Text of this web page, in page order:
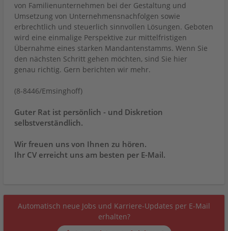
von Familienunternehmen bei der Gestaltung und
Umsetzung von Unternehmensnachfolgen sowie
erbrechtlich und steuerlich sinnvollen Lösungen. Geboten
wird eine einmalige Perspektive zur mittelfristigen
Übernahme eines starken Mandantenstamms. Wenn Sie
den nächsten Schritt gehen möchten, sind Sie hier
genau richtig. Gern berichten wir mehr.
(8-8446/Emsinghoff)
Guter Rat ist persönlich - und Diskretion
selbstverständlich.
Wir freuen uns von Ihnen zu hören.
Ihr CV erreicht uns am besten per E-Mail.
Automatisch neue Jobs und Karriere-Updates per E-Mail
erhalten?